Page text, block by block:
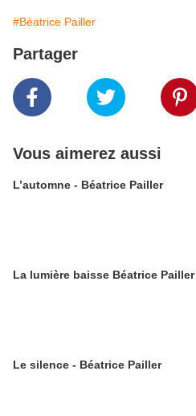
#Béatrice Pailler
Partager
Vous aimerez aussi
L’automne - Béatrice Pailler
La lumière baisse Béatrice Pailler
Le silence - Béatrice Pailler